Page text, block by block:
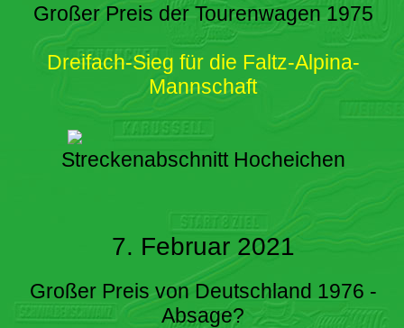
Großer Preis der Tourenwagen 1975
Dreifach-Sieg für die Faltz-Alpina-
Mannschaft
Streckenabschnitt Hocheichen
7. Februar 2021
Großer Preis von Deutschland 1976 -
Absage?